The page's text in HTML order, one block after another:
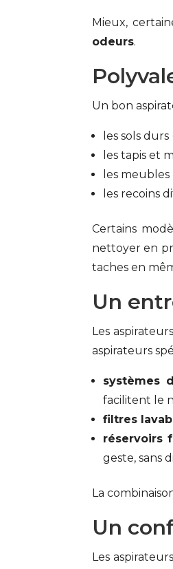
Mieux,
odeurs.
Un bon
les sols
les tapis et
les
les recoins
Certains
nettoyer en
taches en
Un
Les
aspirateurs
systèmes
facilitent le
filtres
réservoirs
geste, sans
La
Un
Les